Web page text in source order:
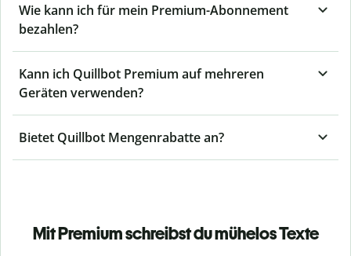
Wie kann ich für mein Premium-Abonnement
bezahlen?
Kann ich Quillbot Premium auf mehreren
Geräten verwenden?
Bietet Quillbot Mengenrabatte an?
Mit Premium schreibst du mühelos Texte